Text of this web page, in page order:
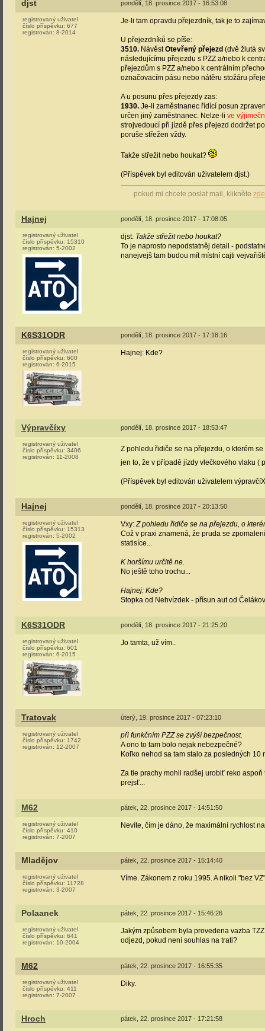
djst pondělí, 18. prosince 2017 - 16:53:08
registrovaný uživatel
číslo příspěvku: 677
registrován: 8-2014
Je-li tam opravdu přejezdník, tak je to
U přejezdníků se píše:
3510. NávěstOtevřený přejezd (dvě žlutá
následujícímu přejezdu s PZZ a/nebo k
přejezdům s PZZ a/nebo k centrálním
označovacím pásu nebo nátěru stožáru
A u posunu přes přejezdy zas:
1930. Je-li zaměstnanec řídící posun
určen jiný zaměstnanec. Nelze-li ve
strojvedoucí při jízdě přes přejezd dodržet
poruše střežen vždy.
Takže střežit nebo houkat?
(Příspěvek byl editován uživatelem djst.)
pokud mi chcete poslat mail, klikněte zde
Hajnej pondělí, 18. prosince 2017 - 17:08:05
registrovaný uživatel
číslo příspěvku: 15310
registrován: 5-2002
djst: Takže střežit nebo houkat?
To je naprosto nepodstatněj detail -
nanejvejš tam budou mít místní cajti
K6S31ODR pondělí, 18. prosince 2017 - 17:18:16
registrovaný uživatel
číslo příspěvku: 600
registrován: 6-2015
Hajnej: Kde?
Výpravčíxy pondělí, 18. prosince 2017 - 18:53:47
registrovaný uživatel
číslo příspěvku: 3406
registrován: 11-2008
Z pohledu řidiče se na přejezdu, o kterém
jen to, že v případě jízdy vlečkového vlaku (
(Příspěvek byl editován uživatelem
Hajnej pondělí, 18. prosince 2017 - 20:13:50
registrovaný uživatel
číslo příspěvku: 15313
registrován: 5-2002
Vxy:Z pohledu řidiče se na přejezdu, o
Což v praxi znamená, že pruda se
statisíce...
K horšímu určitě ne.
No ještě toho trochu...
Hajnej: Kde?
Stopka od Nehvízdek - přísun aut od
K6S31ODR pondělí, 18. prosince 2017 - 21:25:20
registrovaný uživatel
číslo příspěvku: 601
registrován: 6-2015
Jo tamta, už vím..
Tratovak úterý, 19. prosince 2017 - 07:23:10
registrovaný uživatel
číslo příspěvku: 1742
registrován: 12-2007
při funkčním PZZ se zvýší bezpečnost.
A ono to tam bolo nejak nebezpečné?
Koľko nehod sa tam stalo za posledných 10
Za tie prachy mohli radšej urobiť reko
prejsť...
M62 pátek, 22. prosince 2017 - 14:51:50
registrovaný uživatel
číslo příspěvku: 410
registrován: 7-2007
Nevíte, čím je dáno, že maximální rychlost
Mladějov pátek, 22. prosince 2017 - 15:14:40
registrovaný uživatel
číslo příspěvku: 11728
registrován: 3-2007
Víme. Zákonem z roku 1995. A nikoli "bez
Polaanek pátek, 22. prosince 2017 - 15:46:26
registrovaný uživatel
číslo příspěvku: 641
registrován: 10-2004
Jakým způsobem byla provedena vazba
odjezd, pokud není souhlas na trati?
M62 pátek, 22. prosince 2017 - 16:55:35
registrovaný uživatel
číslo příspěvku: 411
registrován: 7-2007
Diky.
Hroch pátek, 22. prosince 2017 - 17:21:58